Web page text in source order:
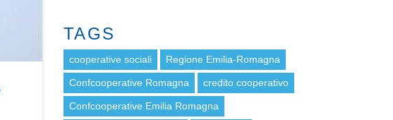
TAGS
cooperative sociali Regione Emilia-Romagna
Confcooperative Romagna credito cooperativo
Confcooperative Emilia Romagna